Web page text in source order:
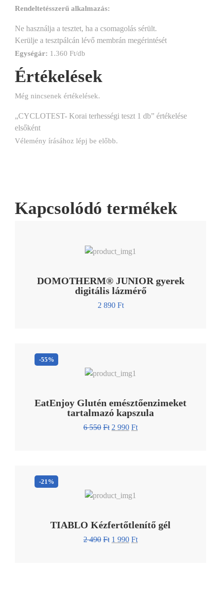
Rendeltetésszerű alkalmazás:
Ne használja a tesztet, ha a csomagolás sérült.
Kerülje a tesztpálcán lévő membrán megérintését
Egységár: 1.360 Ft/db
Értékelések
Még nincsenek értékelések.
„CYCLOTEST- Korai terhességi teszt 1 db” értékelése
elsőként
Vélemény írásához lépj be előbb.
Kapcsolódó termékek
DOMOTHERM® JUNIOR gyerek
digitális lázmérő
2 890 Ft
-55%
EatEnjoy Glutén emésztőenzimeket
tartalmazó kapszula
6 550 Ft 2 990 Ft
-21%
TIABLO Kézfertőtlenítő gél
2 490 Ft 1 990 Ft